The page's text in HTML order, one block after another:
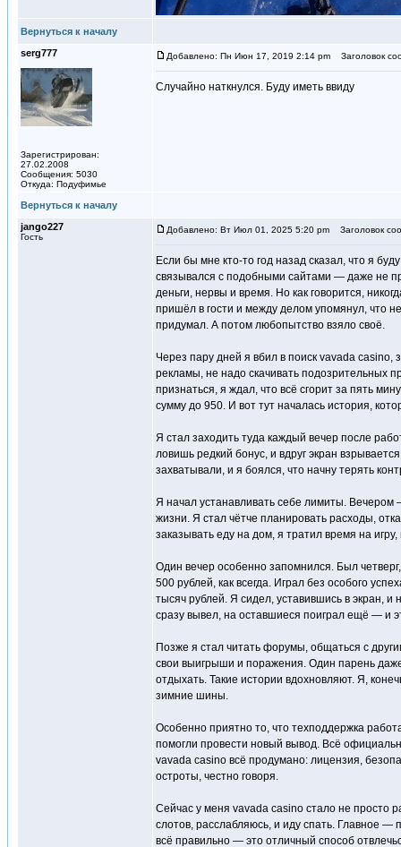
Вернуться к началу
serg777
Зарегистрирован:
27.02.2008
Сообщения: 5030
Откуда: Подуфимье
Добавлено: Пн Июн 17, 2019 2:14 pm Заголовок
Случайно наткнулся. Буду иметь ввиду
Вернуться к началу
jango227
Гость
Добавлено: Вт Июл 01, 2025 5:20 pm Заголовок
Если бы мне кто-то год назад сказал, что я
связывался с подобными сайтами — даже не
деньги, нервы и время. Но как говорится,
пришёл в гости и между делом упомянул, что
придумал. А потом любопытство взяло своё.
Через пару дней я вбил в поиск vavada
рекламы, не надо скачивать подозрительных
признаться, я ждал, что всё сгорит за пять
сумму до 950. И вот тут началась история,
Я стал заходить туда каждый вечер после
ловишь редкий бонус, и вдруг экран
захватывали, и я боялся, что начну терять
Я начал устанавливать себе лимиты. Вечером
жизни. Я стал чётче планировать расходы,
заказывать еду на дом, я тратил время на
Один вечер особенно запомнился. Был
500 рублей, как всегда. Играл без особого
тысяч рублей. Я сидел, уставившись в экран,
сразу вывел, на оставшиеся поиграл ещё — и
Позже я стал читать форумы, общаться с
свои выигрыши и поражения. Один парень
отдыхать. Такие истории вдохновляют. Я,
зимние шины.
Особенно приятно то, что техподдержка
помогли провести новый вывод. Всё
vavada casino всё продумано: лицензия,
остроты, честно говоря.
Сейчас у меня vavada casino стало не просто
слотов, расслабляюсь, и иду спать. Главное —
всё правильно — это отличный способ